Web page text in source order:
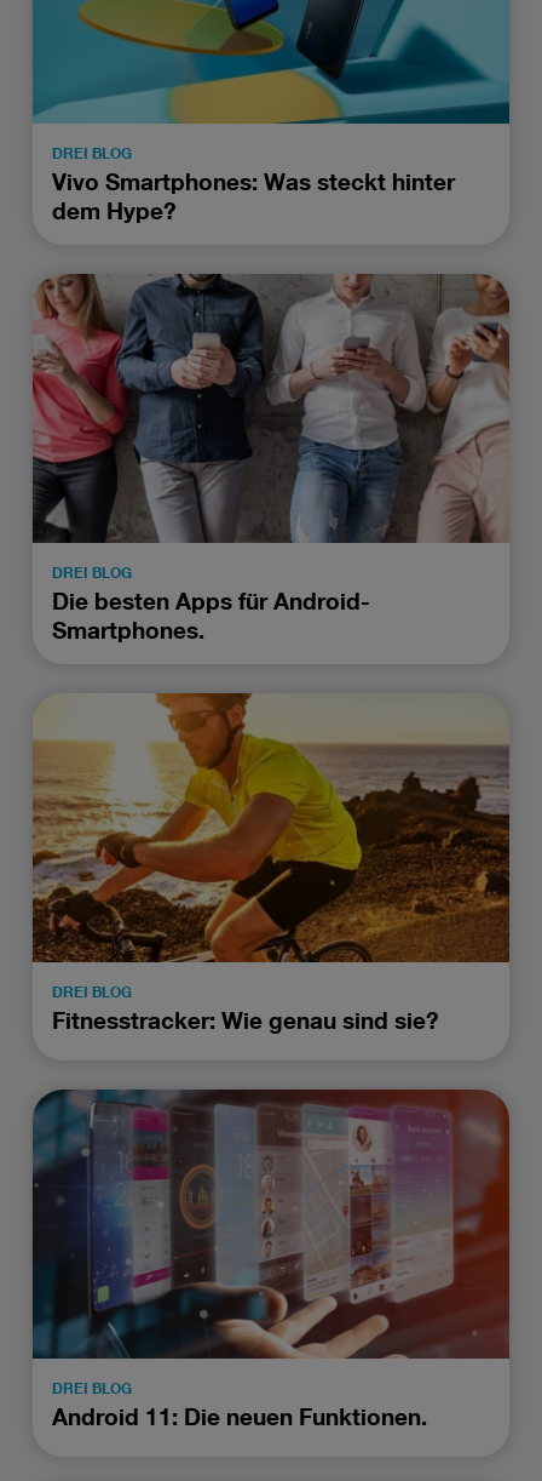
DREI BLOG
Vivo Smartphones: Was steckt hinter
dem Hype?
DREI BLOG
Die besten Apps für Android-
Smartphones.
DREI BLOG
Fitnesstracker: Wie genau sind sie?
DREI BLOG
Android 11: Die neuen Funktionen.